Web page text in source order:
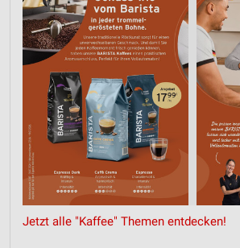
Jetzt alle "Kaffee" Themen entdecken!